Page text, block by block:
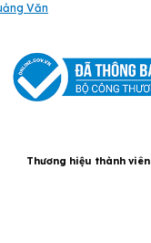
Văn
Thương hiệu thành viên